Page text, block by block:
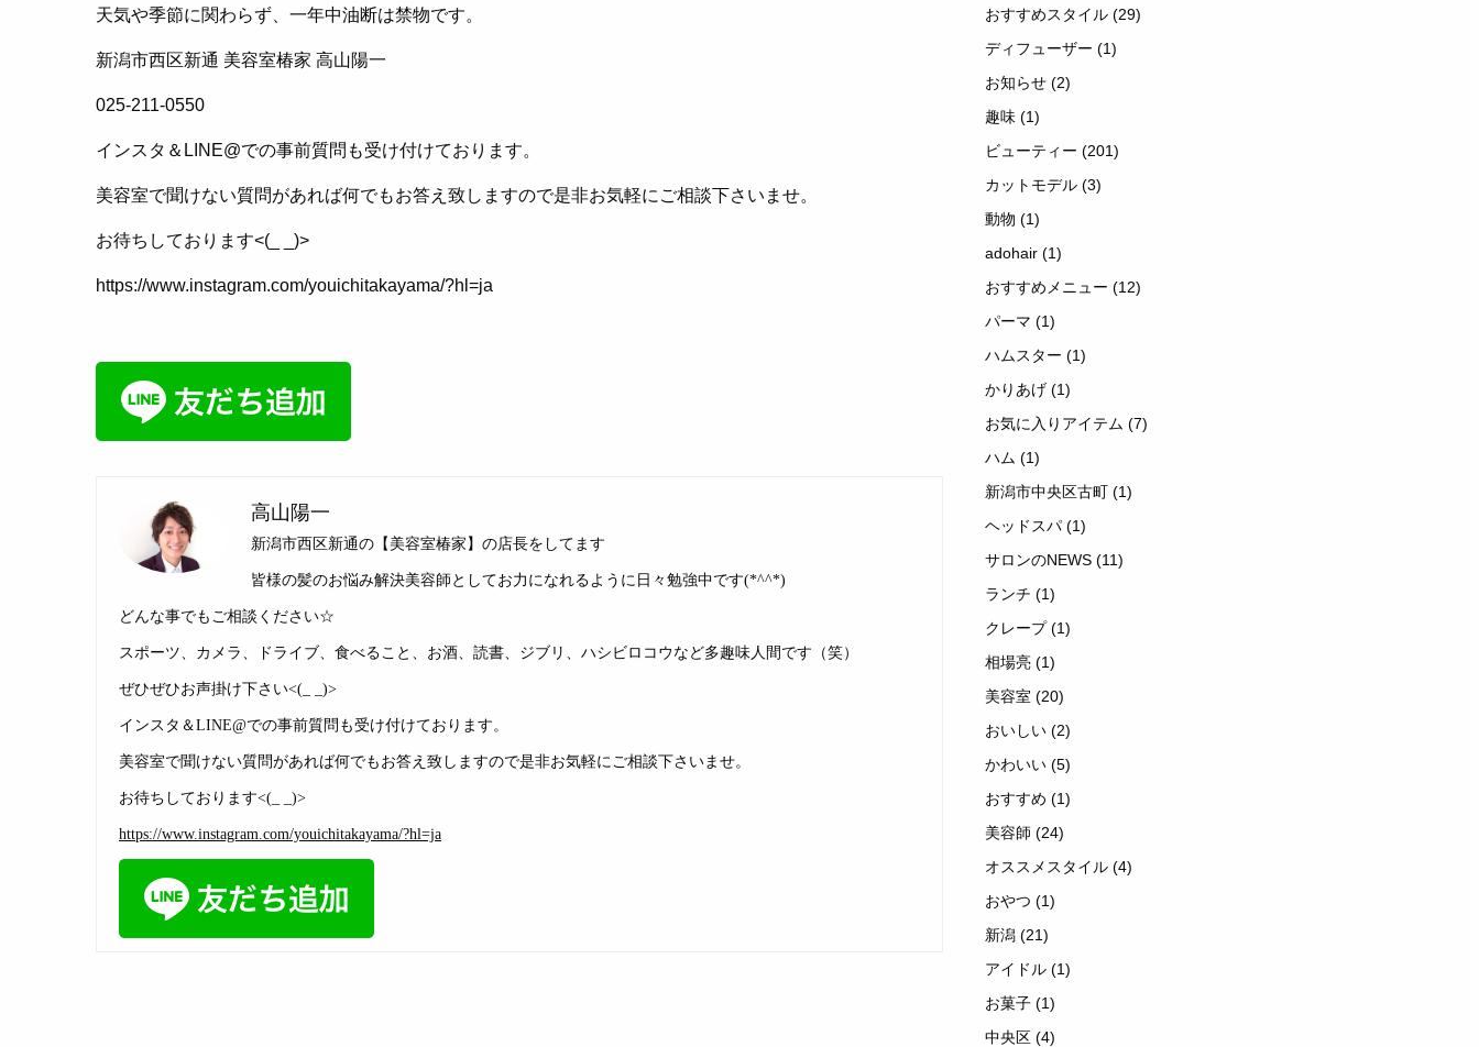
天気や季節に関わらず、一年中油断は禁物です。
新潟市西区新通 美容室椿家 高山陽一
025-211-0550
インスタ＆LINE@での事前質問も受け付けております。
美容室で聞けない質問があれば何でもお答え致しますので是非お気軽にご相談下さいませ。
お待ちしております<(_ _)>
https://www.instagram.com/youichitakayama/?hl=ja
高山陽一
新潟市西区新通の【美容室椿家】の店長をしてます
皆様の髪のお悩み解決美容師としてお力になれるように日々勉強中です(*^^*)
どんな事でもご相談ください☆
スポーツ、カメラ、ドライブ、食べること、お酒、読書、ジブリ、ハシビロコウなど多趣味人間です（笑）
ぜひぜひお声掛け下さい<(_ _)>
インスタ＆LINE@での事前質問も受け付けております。
美容室で聞けない質問があれば何でもお答え致しますので是非お気軽にご相談下さいませ。
お待ちしております<(_ _)>
https://www.instagram.com/youichitakayama/?hl=ja
おすすめスタイル (29)
ディフューザー (1)
お知らせ (2)
趣味 (1)
ビューティー (201)
カットモデル (3)
動物 (1)
adohair (1)
おすすめメニュー (12)
パーマ (1)
ハムスター (1)
かりあげ (1)
お気に入りアイテム (7)
ハム (1)
新潟市中央区古町 (1)
ヘッドスパ (1)
サロンのNEWS (11)
ランチ (1)
クレープ(1)
相場亮 (1)
美容室 (20)
おいしい (2)
かわいい (5)
おすすめ (1)
美容師 (24)
オススメスタイル (4)
おやつ (1)
新潟 (21)
アイドル (1)
お菓子 (1)
中央区 (4)